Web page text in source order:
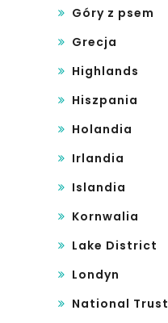
Góry z psem
Grecja
Highlands
Hiszpania
Holandia
Irlandia
Islandia
Kornwalia
Lake District
Londyn
National Trust